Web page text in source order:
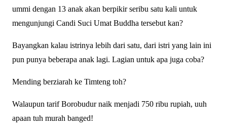
ummi dengan 13 anak akan berpikir seribu satu kali untuk
mengunjungi Candi Suci Umat Buddha tersebut kan?
Bayangkan kalau istrinya lebih dari satu, dari istri yang lain ini
pun punya beberapa anak lagi. Lagian untuk apa juga coba?
Mending berziarah ke Timteng toh?
Walaupun tarif Borobudur naik menjadi 750 ribu rupiah, uuh
apaan tuh murah banged!